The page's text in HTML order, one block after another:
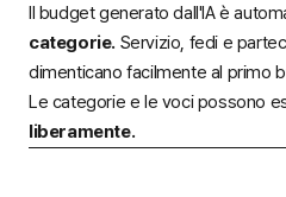
Il budget generato dall'IA è
categorie. Servizio, fedi e
dimenticano facilmente al primo
Le categorie e le voci possono
liberamente.